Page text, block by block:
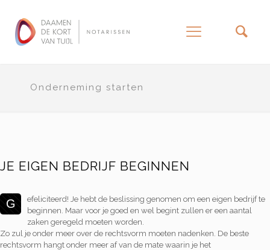
Onderneming starten
JE EIGEN BEDRIJF BEGINNEN
G
efeliciteerd! Je hebt de beslissing genomen om een eigen bedrijf te
beginnen. Maar voor je goed en wel begint zullen er een aantal
zaken geregeld moeten worden.
Zo zul je onder meer over de rechtsvorm moeten nadenken. De beste
rechtsvorm hangt onder meer af van de mate waarin je het